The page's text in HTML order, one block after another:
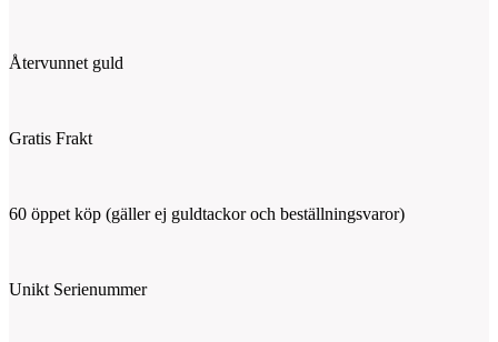
Återvunnet guld
Gratis Frakt
60 öppet köp (gäller ej guldtackor och beställningsvaror)
Unikt Serienummer